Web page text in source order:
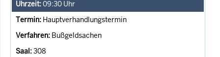
09:30 Uhr
Hauptverhandlungstermin
Bußgeldsachen
308